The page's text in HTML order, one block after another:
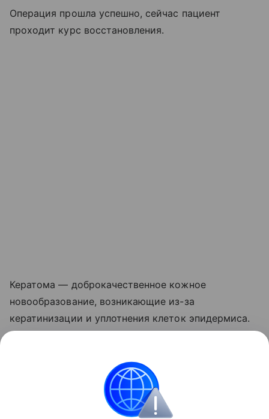
Операция прошла успешно, сейчас пациент
проходит курс восстановления.
Кератома — доброкачественное кожное
новообразование, возникающие из-за
кератинизации и уплотнения клеток эпидермиса.
опухоль объемом 14 литров